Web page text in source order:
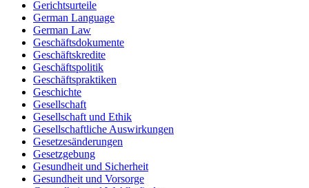
Gerichtsurteile
German Language
German Law
Geschäftsdokumente
Geschäftskredite
Geschäftspolitik
Geschäftspraktiken
Geschichte
Gesellschaft
Gesellschaft und Ethik
Gesellschaftliche Auswirkungen
Gesetzesänderungen
Gesetzgebung
Gesundheit und Sicherheit
Gesundheit und Vorsorge